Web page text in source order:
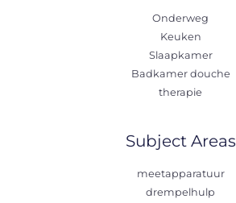
Onderweg
Keuken
Slaapkamer
Badkamer douche
therapie
Subject Areas
meetapparatuur
drempelhulp